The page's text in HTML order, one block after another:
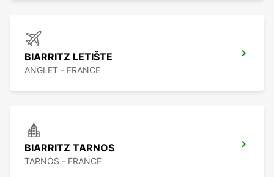
BIARRITZ LETIŠTE
ANGLET - FRANCE
BIARRITZ TARNOS
TARNOS - FRANCE